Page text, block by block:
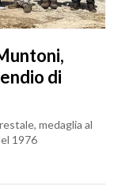
di
medaglia al
1976